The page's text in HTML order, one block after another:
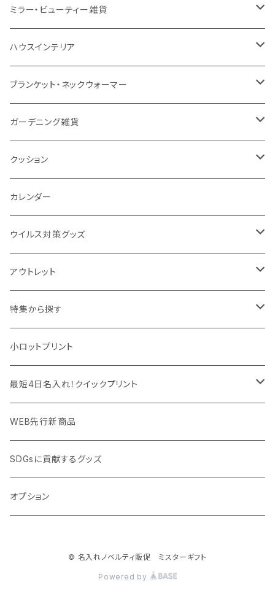
EVA
防水
ナイロン
コーヒー配合タンブラー
カスタムデザインタンブラー
プラスチック
陶器
磁器マグ・湯呑
カスタムデザイン
ドリンク用品
保存容器
キッチンツール
ペンケース
メモ
ノート
付箋
トレイ
パットカバー、ブックカバー
IDケース、パスケース、コインケース
デスク周辺
ラジオ・スピーカー
ハンディライト
デスクライト
付属ライト
ランタン
非常食
チャージャー
充電器
モバイルスタンド
モバイルリング
アクセサリー・スマホケース
タッチペン
USBケーブル・ハブ
イヤホン・ヘッドフォン
マウスパッド
モバイル周辺グッズ
PC周辺グッズ
ミラー・ビューティー雑貨
折りたたみ式ミラー
スライド式ミラー
ケース付きミラー
手持ちミラー
ビューティー雑貨
ハウスインテリア
ピクチャーボード、ポスター
フォトフレーム、スタンド
キーホルダー
時計
ブランケット・ネックウォーマー
ブランケット
ネックウォーマー
マフラー・ストール
ガーデニング雑貨
F.O.B COOP
クッション
折りたたみクッション
カレンダー
ウイルス対策グッズ
除菌グッズ
パーテーション
マスク・フェイスシールド
測定・測量用品
加湿器・オゾン発生器
ウイルス対策消耗品
ウイルス対策備品
アウトレット
アウトレット
ドリンクフェア
ボトル・タンブラー
ポーチ・巾着
タオル・ブランケット
その他雑貨品
特集から探す
エンタメグッズ・イベント会場物販品
ご当地グッズ・オリジナルお土産品
フルカラー印刷ノベルティ
予算消化・備品におすすめグッズ
展示会・説明会ノベルティ
小ロットプリント
最短4日名入れ！クイックプリント
クイック印刷対応トートバッグ・エコバッグ
クイック印刷対応ポーチ・巾着
クイック印刷対応ボトル
WEB先行新商品
SDGsに貢献するグッズ
オプション
© 名入れノベルティ販促 ミスターギフト
Powered by